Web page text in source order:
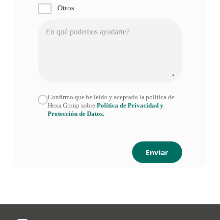
Otros
Confirmo que he leído y aceptado la política de
Hexa Group sobre Política de Privacidad y
Protección de Datos.
Enviar